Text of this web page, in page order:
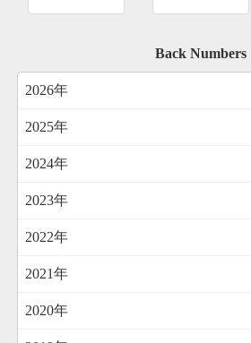
Back Numbers
2026年
2025年
2024年
2023年
2022年
2021年
2020年